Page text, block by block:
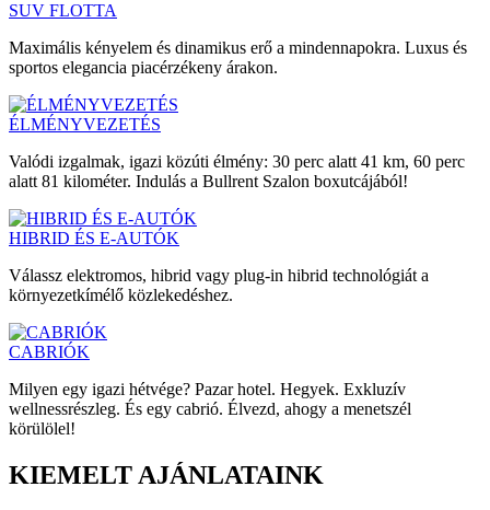
SUV FLOTTA
Maximális kényelem és dinamikus erő a mindennapokra. Luxus és
sportos elegancia piacérzékeny árakon.
ÉLMÉNYVEZETÉS
Valódi izgalmak, igazi közúti élmény: 30 perc alatt 41 km, 60 perc
alatt 81 kilométer. Indulás a Bullrent Szalon boxutcájából!
HIBRID ÉS E-AUTÓK
Válassz elektromos, hibrid vagy plug-in hibrid technológiát a
környezetkímélő közlekedéshez.
CABRIÓK
Milyen egy igazi hétvége? Pazar hotel. Hegyek. Exkluzív
wellnessrészleg. És egy cabrió. Élvezd, ahogy a menetszél
körülölel!
KIEMELT AJÁNLATAINK